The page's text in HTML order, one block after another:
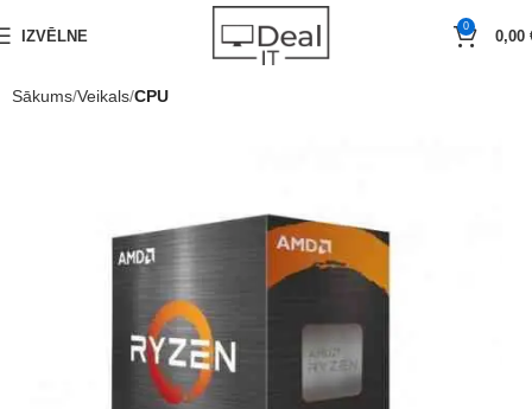
IZVĒLNE
0
0,00
Sākums Veikals CPU